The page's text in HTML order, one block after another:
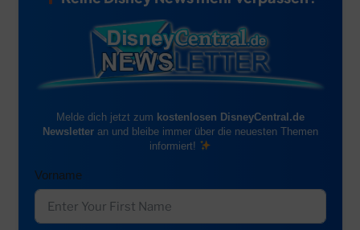
Melde dich jetzt zum kostenlosen DisneyCentral.de
Newsletteran und bleibe immer über die neuesten Themen
informiert!
Vorname